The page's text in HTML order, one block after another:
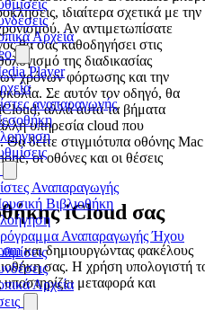
Αρχεία
Player
αναπαραγωγής
Αναπαραγωγής
Βιβλιοθήκη
Αναπαραγωγής Ήχου
Αρχεία
ιδιαίτερα σχετικά με την
Αν αντιμετωπίσατε
θα σας καθοδηγήσει στις
της διαδικασίας
χρόνων φόρτωσης και την
Σε αυτόν τον οδηγό, θα
αλλά αυτά τα βήματα
υπηρεσία cloud που
δείτε στιγμιότυπα οθόνης Mac
οι οθόνες και οι θέσεις
iCloud σας
και δημιουργώντας φακέλους
σας. Η χρήση υπολογιστή
μεταφορά και